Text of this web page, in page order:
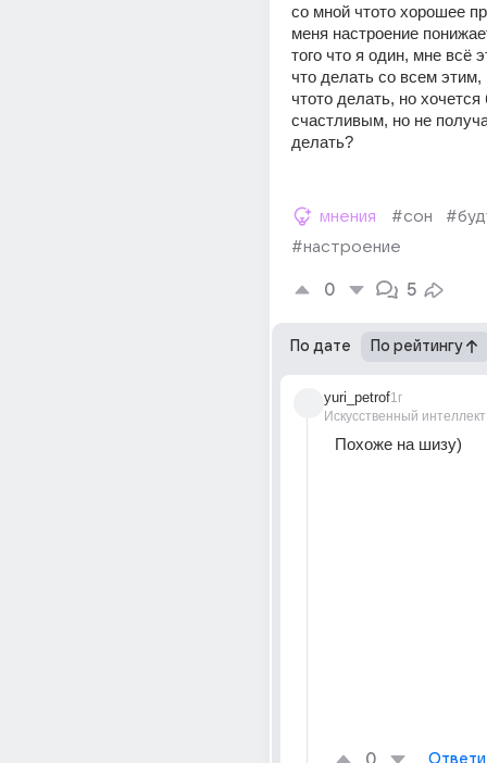
со мной чтото хорошее
меня настроение
того что я один, мне всё
что делать со всем этим,
чтото делать, но
счастливым, но не
делать?
мнения #сон
#настроение
0 5
По дате По рейтингу
yuri_petrof
Искусственный интеллект
1г
Похоже на шизу)